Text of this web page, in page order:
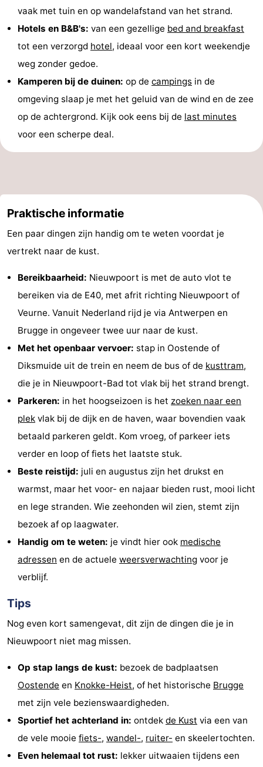
vaak met tuin en op wandelafstand van het strand.
Hotels en B&B's: van een gezellige bed and breakfast
tot een verzorgd hotel, ideaal voor een kort weekendje
weg zonder gedoe.
Kamperen bij de duinen: op de campings in de
omgeving slaap je met het geluid van de wind en de zee
op de achtergrond. Kijk ook eens bij de last minutes
voor een scherpe deal.
Praktische informatie
Een paar dingen zijn handig om te weten voordat je
vertrekt naar de kust.
Bereikbaarheid: Nieuwpoort is met de auto vlot te
bereiken via de E40, met afrit richting Nieuwpoort of
Veurne. Vanuit Nederland rijd je via Antwerpen en
Brugge in ongeveer twee uur naar de kust.
Met het openbaar vervoer: stap in Oostende of
Diksmuide uit de trein en neem de bus of de kusttram,
die je in Nieuwpoort-Bad tot vlak bij het strand brengt.
Parkeren: in het hoogseizoen is het zoeken naar een
plek vlak bij de dijk en de haven, waar bovendien vaak
betaald parkeren geldt. Kom vroeg, of parkeer iets
verder en loop of fiets het laatste stuk.
Beste reistijd: juli en augustus zijn het drukst en
warmst, maar het voor- en najaar bieden rust, mooi licht
en lege stranden. Wie zeehonden wil zien, stemt zijn
bezoek af op laagwater.
Handig om te weten: je vindt hier ook medische
adressen en de actuele weersverwachting voor je
verblijf.
Tips
Nog even kort samengevat, dit zijn de dingen die je in
Nieuwpoort niet mag missen.
Op stap langs de kust: bezoek de badplaatsen
Oostende en Knokke-Heist, of het historische Brugge
met zijn vele bezienswaardigheden.
Sportief het achterland in: ontdek de Kust via een van
de vele mooie fiets-, wandel-, ruiter- en skeelertochten.
Even helemaal tot rust: lekker uitwaaien tijdens een